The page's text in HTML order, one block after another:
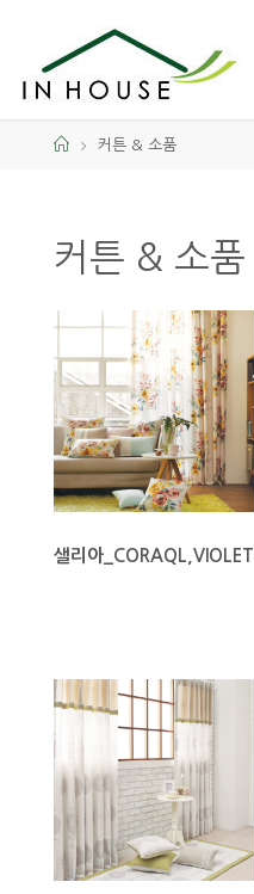
커튼 & 소품
커튼 & 소품
샐리아_CORAQL,VIOLET